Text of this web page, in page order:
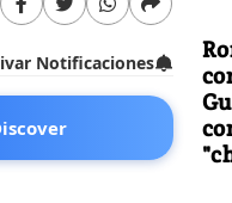
Notificaciones